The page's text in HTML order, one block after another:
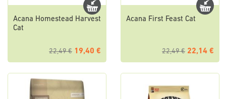
Acana Homestead Harvest
Cat
22,49 € 19,40 €
Acana First Feast Cat
22,49 € 22,14 €